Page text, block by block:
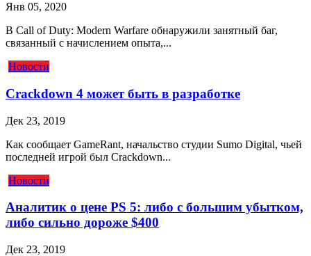
Янв 05, 2020
В Call of Duty: Modern Warfare обнаружили занятный баг,
связанный с начислением опыта,...
Новости
Crackdown 4 может быть в разработке
Дек 23, 2019
Как сообщает GameRant, начальство студии Sumo Digital, чьей
последней игрой был Crackdown...
Новости
Аналитик о цене PS 5: либо с большим убытком,
либо сильно дороже $400
Дек 23, 2019